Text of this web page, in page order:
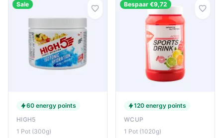
Sale
60 energy points
HIGH5
1 Pot (300g)
Bespaar €9,72
120 energy points
WCUP
1 Pot (1020g)